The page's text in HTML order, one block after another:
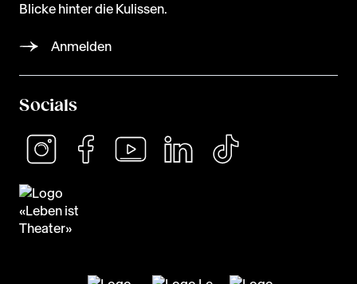
Blicke hinter die Kulissen.
Anmelden
Socials